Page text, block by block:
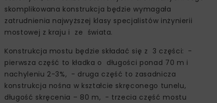
skomplikowana konstrukcja będzie wymagała
zatrudnienia najwyższej klasy specjalistów inżynierii
mostowej z kraju i ze świata.
Konstrukcja mostu będzie składać się z 3 części: -
pierwsza część to kładka o długości ponad 70 m i
nachyleniu 2-3%, - druga część to zasadnicza
konstrukcja nośna w kształcie skręconego tunelu,
długość skręcenia – 80 m, - trzecia część mostu